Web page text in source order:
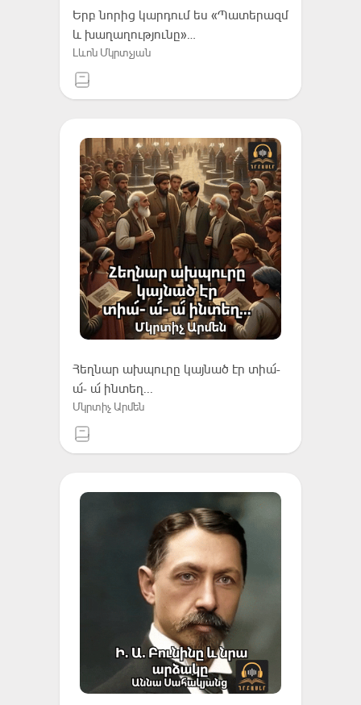
Երբ նորից կարդում ես «Պատերազմ
և խաղաղությունը»…
Լևոն Մկրտչյան
Հեղնար ախպուրը կայնած էր տիա՜-
ա՜- ա՜ ինտեղ․․․
Մկրտիչ Արմեն